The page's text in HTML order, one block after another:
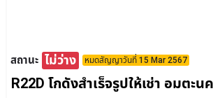
สถานะ ไม่ว่าง หมดสัญญาวันที่ 15 Mar 2567
R22D โกดังสำเร็จรูปให้เช่า อมตะ